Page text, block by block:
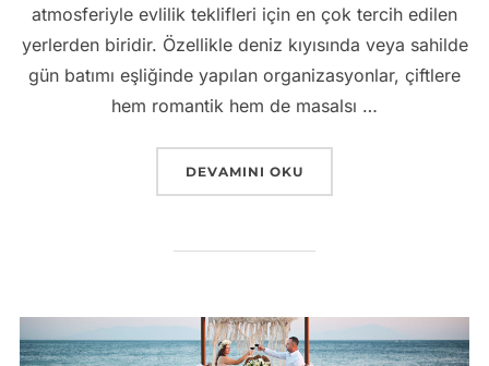
atmosferiyle evlilik teklifleri için en çok tercih edilen
yerlerden biridir. Özellikle deniz kıyısında veya sahilde
gün batımı eşliğinde yapılan organizasyonlar, çiftlere
hem romantik hem de masalsı …
“ÇANDARLI EVLILIK TEKLIFI
DEVAMINI OKU